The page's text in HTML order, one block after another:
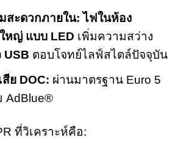
สะดวกภายใน: ไฟในห้อง
หญ่ แบบ LED เพิ่มความสว่าง
USB ตอบโจทย์ไลฟ์สไตล์ปัจจุบัน
ย DOC: ผ่านมาตรฐาน Euro 5
AdBlue®
ที่วิเคราะห์คือ: